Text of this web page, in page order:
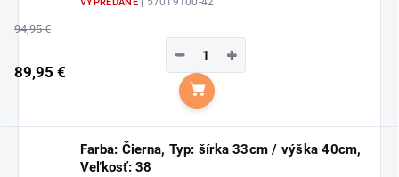
VYPREDANÉ
94,95 €
89,95 €
+
−
Do košíka
Farba: Čierna, Typ: šírka 33cm / výška 40cm,
Veľkosť: 38